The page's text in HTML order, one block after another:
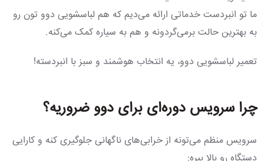
ما تو انبردست خدماتی ارائه می‌دیم که هم لباسشویی دوو تون رو
به بهترین حالت برمی‌گردونه و هم به سیاره کمک می‌کنه.
تعمیر لباسشویی دوو، یه انتخاب هوشمند و سبز با انبردسته!
چرا سرویس دوره‌ای برای دوو ضروریه؟
سرویس منظم می‌تونه از خرابی‌های ناگهانی جلوگیری کنه و کارایی